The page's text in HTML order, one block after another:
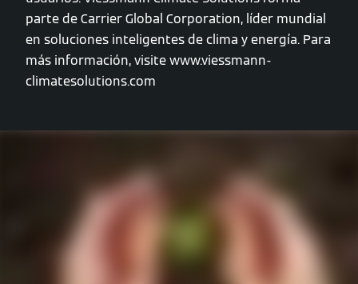
parte de Carrier Global Corporation, líder mundial
en soluciones inteligentes de clima y energía. Para
más información, visite www.viessmann-
climatesolutions.com